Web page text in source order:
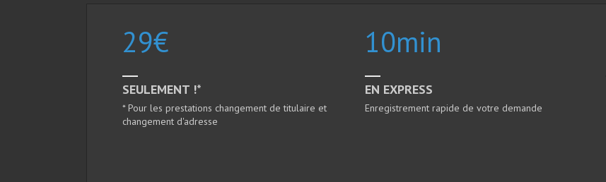
29€
SEULEMENT !*
* Pour les prestations changement de titulaire et
changement d'adresse
10min
EN EXPRESS
Enregistrement rapide de votre demande